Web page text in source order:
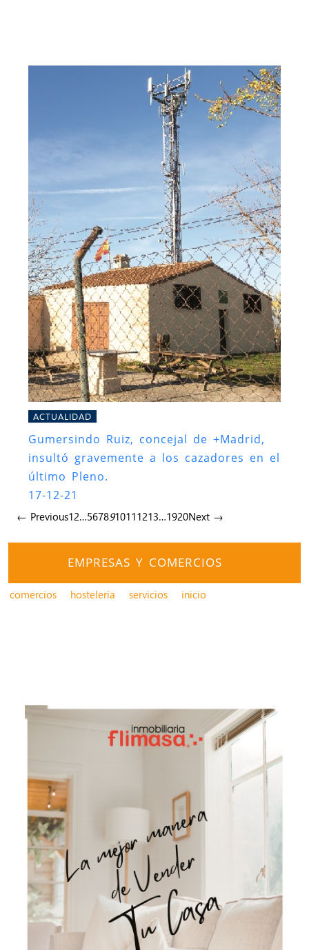
ACTUALIDAD
Gumersindo Ruiz, concejal de +Madrid,
insultó gravemente a los cazadores en el
último Pleno.
17-12-21
← Previous12…5678910111213…1920Next →
EMPRESAS Y COMERCIOS
comercios hostelería servicios inicio